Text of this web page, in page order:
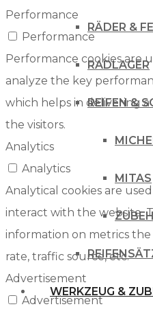
RÄDER &
RADLAGER
REIFEN &
MITAS
WERKZEUG &
Performance
Performance
Performance cookies are
analyze the key
which helps in delivering
the visitors.
Analytics
Analytics
Analytical cookies are
interact with the website.
information on metrics
rate, traffic source, etc.
Advertisement
Advertisement